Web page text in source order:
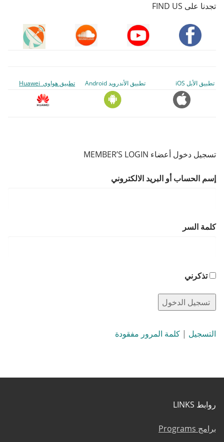
تجدنا على FIND US
تطبيق الأبل iOS تطبيق الأندرويد Android تطبيق هواوي Huawei
تسجيل دخول أعضاء MEMBER’S LOGIN
إسم الحساب أو البريد الالكتروني
كلمة السر
تذكرني
التسجيل | كلمة المرور مفقودة
روابط LINKS
برامج Programs